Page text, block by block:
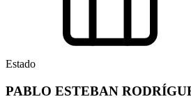
Estado
PABLO ESTEBAN